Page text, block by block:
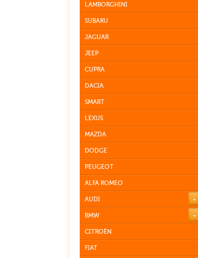
LAMBORGHINI
SUBARU
JAGUAR
JEEP
CUPRA
DACIA
SMART
LEXUS
MAZDA
DODGE
PEUGEOT
ALFA ROMEO
+
AUDI
+
BMW
CITROËN
FIAT